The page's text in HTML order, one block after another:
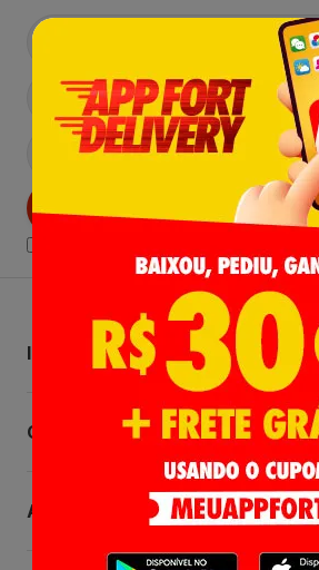
Cadastrar
Institucional
Central de Ajuda
Atendimento